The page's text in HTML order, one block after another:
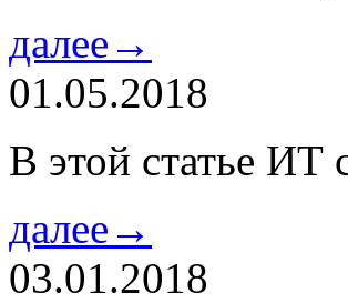
далее→
01.05.2018
В этой статье
далее→
03.01.2018